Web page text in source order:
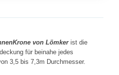
von Lömkerist die
für beinahe jedes
3,5 bis 7,3m Durchmesser.